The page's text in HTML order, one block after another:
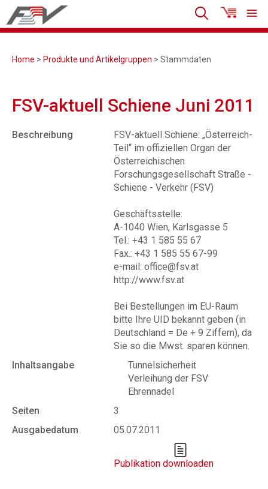
Home > Produkte und Artikelgruppen > Stammdaten
FSV-aktuell Schiene Juni 2011
Beschreibung
FSV-aktuell Schiene: „Österreich-
Teil“ im offiziellen Organ der
Österreichischen
Forschungsgesellschaft Straße -
Schiene - Verkehr (FSV)
Geschäftsstelle:
A-1040 Wien, Karlsgasse 5
Tel.: +43 1 585 55 67
Fax.: +43 1 585 55 67-99
e-mail: office@fsv.at
http://www.fsv.at
Bei Bestellungen im EU-Raum
bitte Ihre UID bekannt geben (in
Deutschland = De + 9 Ziffern), da
Sie so die Mwst. sparen können.
Inhaltsangabe
Tunnelsicherheit
Verleihung der FSV
Ehrennadel
Seiten
3
Ausgabedatum
05.07.2011
Publikation downloaden